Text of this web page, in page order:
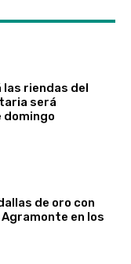
riendas del
será
de oro con
en los